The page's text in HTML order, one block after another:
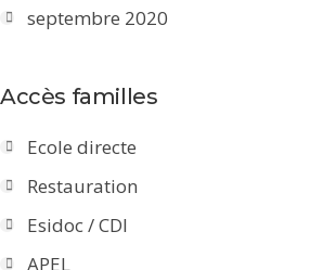
septembre 2020
Accès familles
Ecole directe
Restauration
Esidoc / CDI
APEL